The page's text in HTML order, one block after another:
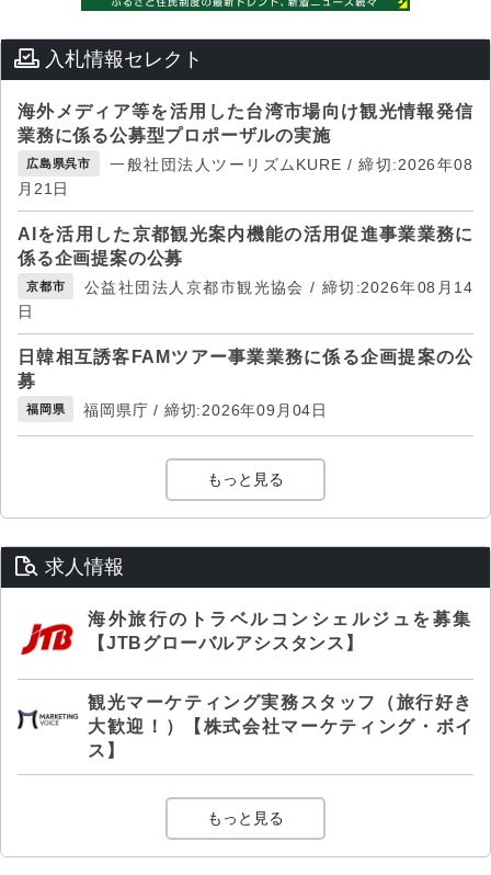
入札情報セレクト
海外メディア等を活用した台湾市場向け観光情報発信
業務に係る公募型プロポーザルの実施
広島県呉市
一般社団法人ツーリズムKURE / 締切:2026年08
月21日
AIを活用した京都観光案内機能の活用促進事業業務に
係る企画提案の公募
京都市
公益社団法人京都市観光協会 / 締切:2026年08月14
日
日韓相互誘客FAMツアー事業業務に係る企画提案の公
募
福岡県 福岡県庁 / 締切:2026年09月04日
もっと見る
求人情報
海外旅行のトラベルコンシェルジュを募集
【JTBグローバルアシスタンス】
観光マーケティング実務スタッフ（旅行好き
大歓迎！）【株式会社マーケティング・ボイ
ス】
もっと見る